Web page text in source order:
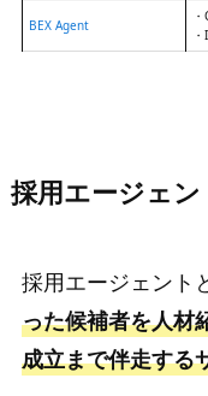
BEX Agent
採用エージェン
採用エージェント
った候補者を人材
成立まで伴走する